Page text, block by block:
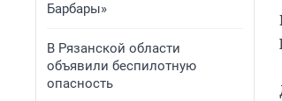
Барбары»
В Рязанской области
объявили беспилотную
опасность